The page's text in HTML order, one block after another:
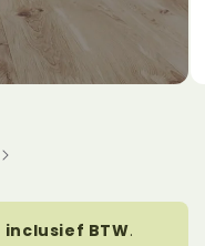
inclusief BTW.